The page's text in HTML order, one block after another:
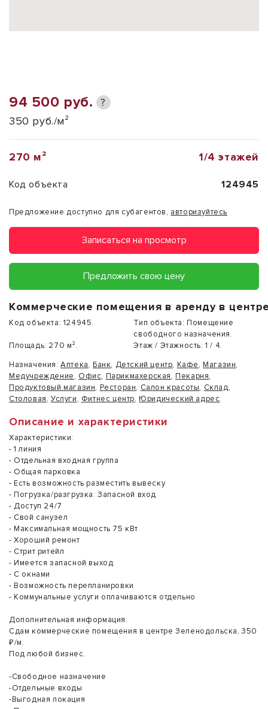
94 500 руб. ?
350 руб./м²
270 м² 1/4 этажей
Код объекта 124945
Предложение доступно для субагентов, авторизуйтесь
Записаться на просмотр
Предложить свою цену
Коммерческие помещения в аренду в
Код объекта: 124945. Тип объекта: Помещение
свободного назначения.
Площадь: 270 м². Этаж / Этажность: 1 / 4.
Назначения: Аптека, Банк, Детский центр, Кафе, Магазин,
Медучреждение, Офис, Парикмахерская, Пекарня,
Продуктовый магазин, Ресторан, Салон красоты, Склад,
Столовая,Услуги, Фитнес центр, Юридический адрес.
Описание и характеристики
Характеристики:
- 1 линия
- Отдельная входная группа
- Общая парковка
- Есть возможность разместить вывеску
- Погрузка/разгрузка: Запасной вход
- Доступ 24/7
- Свой санузел
- Максимальная мощность 75 кВт
- Хороший ремонт
- Стрит ритейл
- Имеется запасной выход
- С окнами
- Возможность перепланировки
- Коммунальные услуги оплачиваются отдельно
Дополнительная информация:
Сдам коммерческие помещения в центре Зеленодольска, 350
₽/м.
Под любой бизнес.
-Свободное назначение
-Отдельные входы
-Выгодная локация